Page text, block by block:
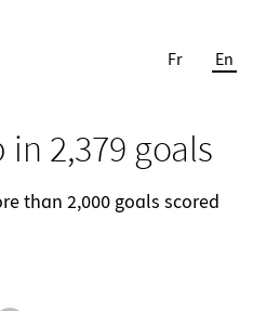
Fr En
2,379 goals
than 2,000 goals scored